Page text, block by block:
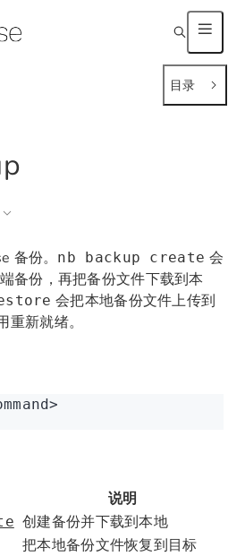
目录
备份。 nb backup create 会
备份，再把备份文件下载到本
会把本地备份文件上传到
新就绪。
d>
说明
创建备份并下载到本地
把本地备份文件恢复到目标